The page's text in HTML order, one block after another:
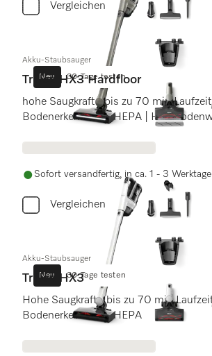
Vergleichen
Neu 30 Tage testen
Akku-Staubsauger
Triflex HX3 Hardfloor
hohe Saugkraft | bis zu 70 min
Bodenerkennung | HEPA |
Sofort versandfertig, in ca. 1 - 3
Vergleichen
Neu 30 Tage testen
Akku-Staubsauger
Triflex HX3
Hohe Saugkraft | bis zu 70 min
Bodenerkennung | HEPA